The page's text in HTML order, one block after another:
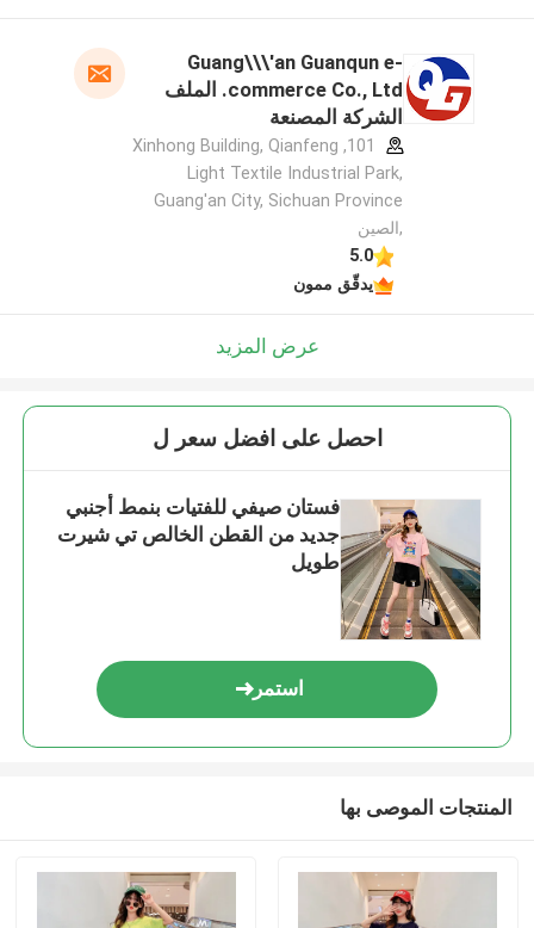
Guang\\\'an Guanqun e-
commerce Co., Ltd. الملف
الشركة المصنعة
101, Xinhong Building, Qianfeng
Light Textile Industrial Park,
Guang'an City, Sichuan Province
,الصين
5.0
يدقّق ممون
عرض المزيد
احصل على افضل سعر ل
فستان صيفي للفتيات بنمط أجنبي
جديد من القطن الخالص تي شيرت
طويل
استمر
المنتجات الموصى بها